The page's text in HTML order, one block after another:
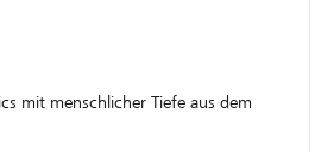
mit menschlicher Tiefe aus dem